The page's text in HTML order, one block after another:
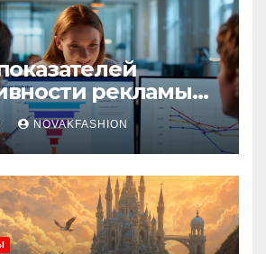
рекламы
точек
NOVAKFASHION